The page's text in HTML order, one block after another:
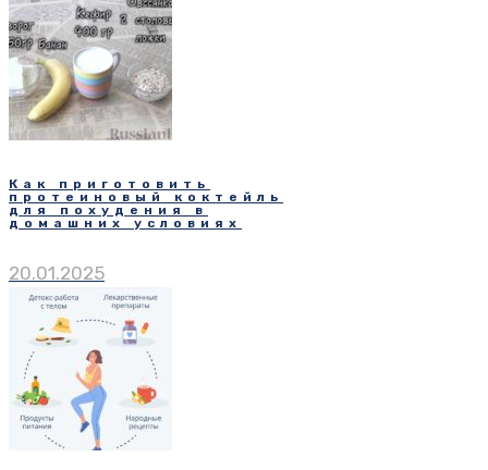
Как приготовить
протеиновый коктейль
для похудения в
домашних условиях
20.01.2025